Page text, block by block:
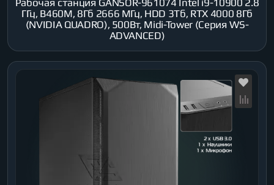
Рабочая станция GANSOR-961074 Intel i9-10900 2.8
ГГц, B460M, 8Гб 2666 МГц, HDD 3Тб, RTX 4000 8Гб
(NVIDIA QUADRO), 500Вт, Midi-Tower (Серия WS-
ADVANCED)